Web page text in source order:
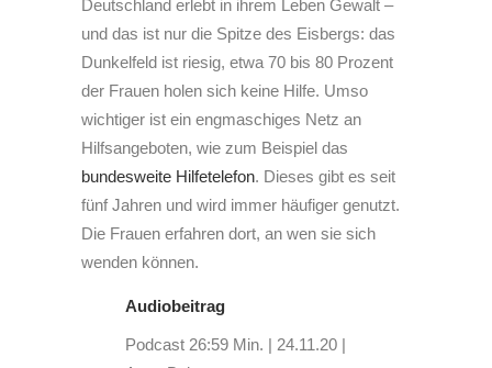
Deutschland erlebt in ihrem Leben Gewalt –
und das ist nur die Spitze des Eisbergs: das
Dunkelfeld ist riesig, etwa 70 bis 80 Prozent
der Frauen holen sich keine Hilfe. Umso
wichtiger ist ein engmaschiges Netz an
Hilfsangeboten, wie zum Beispiel das
bundesweite Hilfetelefon. Dieses gibt es seit
fünf Jahren und wird immer häufiger genutzt.
Die Frauen erfahren dort, an wen sie sich
wenden können.
Audiobeitrag
Podcast 26:59 Min. | 24.11.20 |